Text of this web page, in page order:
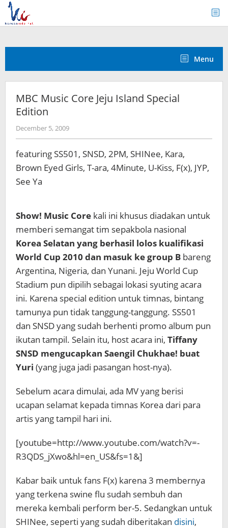
Skip
content
Menu
MBC Music Core Jeju Island Special
Edition
December 5, 2009by
Koreanindo
featuring SS501, SNSD, 2PM, SHINee, Kara,
Brown Eyed Girls, T-ara, 4Minute, U-Kiss, F(x), JYP,
See Ya
Show! Music Core kali ini khusus diadakan untuk
memberi semangat tim sepakbola nasional
Korea Selatan yang berhasil lolos kualifikasi
World Cup 2010 dan masuk ke group B bareng
Argentina, Nigeria, dan Yunani. Jeju World Cup
Stadium pun dipilih sebagai lokasi syuting acara
ini. Karena special edition untuk timnas, bintang
tamunya pun tidak tanggung-tanggung. SS501
dan SNSD yang sudah berhenti promo album pun
ikutan tampil. Selain itu, host acara ini, Tiffany
SNSD mengucapkan Saengil Chukhae! buat
Yuri (yang juga jadi pasangan host-nya).
Sebelum acara dimulai, ada MV yang berisi
ucapan selamat kepada timnas Korea dari para
artis yang tampil hari ini.
[youtube=http://www.youtube.com/watch?v=-
R3QDS_jXwo&hl=en_US&fs=1&]
Kabar baik untuk fans F(x) karena 3 membernya
yang terkena swine flu sudah sembuh dan
mereka kembali perform ber-5. Sedangkan untuk
SHINee, seperti yang sudah diberitakan disini,